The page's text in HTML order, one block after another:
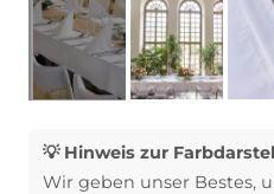
💡 Hinweis zur
Wir geben unser Bestes,